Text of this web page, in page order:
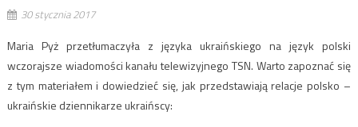
30 stycznia 2017
Maria Pyż przetłumaczyła z języka ukraińskiego na język polski
wczorajsze wiadomości kanału telewizyjnego TSN. Warto zapoznać się
z tym materiałem i dowiedzieć się, jak przedstawiają relacje polsko –
ukraińskie dziennikarze ukraińscy: